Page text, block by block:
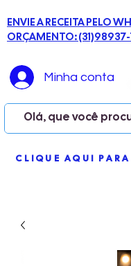
CLIQUE AQUI PARA
ME
NU
ENVIE A RECEITA PELO
ORÇAMENTO:
Minha conta